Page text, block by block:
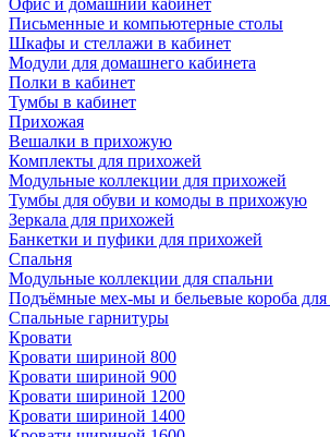
Офис и домашний кабинет
Письменные и компьютерные столы
Шкафы и стеллажи в кабинет
Модули для домашнего кабинета
Полки в кабинет
Тумбы в кабинет
Прихожая
Вешалки в прихожую
Комплекты для прихожей
Модульные коллекции для прихожей
Тумбы для обуви и комоды в прихожую
Зеркала для прихожей
Банкетки и пуфики для прихожей
Спальня
Модульные коллекции для спальни
Подъёмные мех-мы и бельевые короба для
Спальные гарнитуры
Кровати
Кровати шириной 800
Кровати шириной 900
Кровати шириной 1200
Кровати шириной 1400